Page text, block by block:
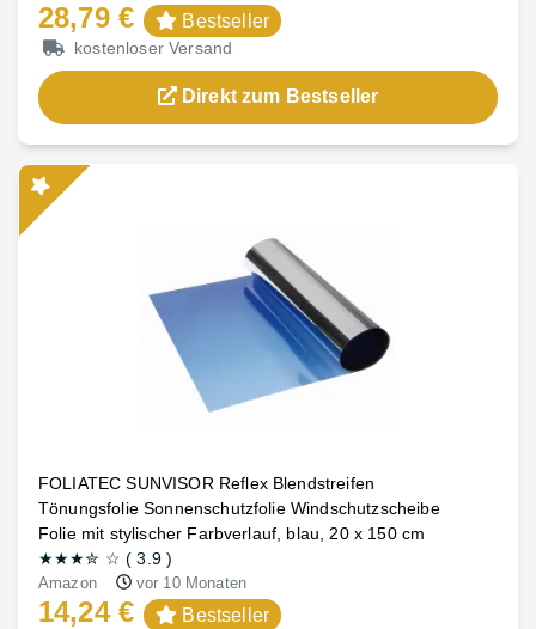
28,79 € Bestseller
kostenloser Versand
Direkt zum Bestseller
FOLIATEC SUNVISOR Reflex Blendstreifen
Tönungsfolie Sonnenschutzfolie Windschutzscheibe
Folie mit stylischer Farbverlauf, blau, 20 x 150 cm
★★★✮ ☆ (3.9)
Amazon vor 10 Monaten
14,24 € Bestseller